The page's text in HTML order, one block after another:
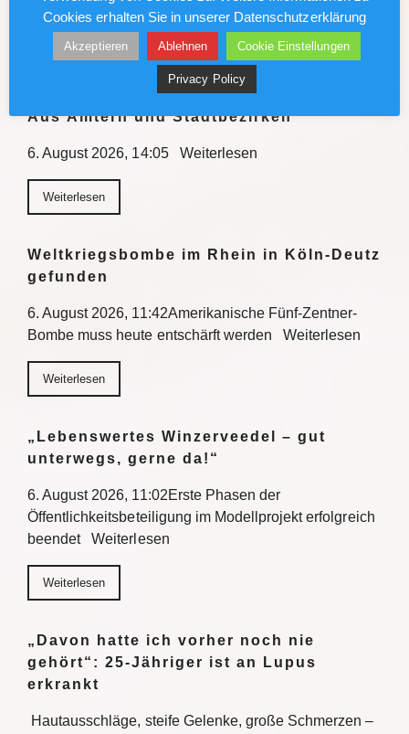
nähert sich…
Weiterlesen
Aus Ämtern und Stadtbezirken
6. August 2026, 14:05 Weiterlesen
Weiterlesen
Weltkriegsbombe im Rhein in Köln-Deutz
gefunden
6. August 2026, 11:42Amerikanische Fünf-Zentner-
Bombe muss heute entschärft werden Weiterlesen
Weiterlesen
„Lebenswertes Winzerveedel – gut
unterwegs, gerne da!“
6. August 2026, 11:02Erste Phasen der
Öffentlichkeitsbeteiligung im Modellprojekt erfolgreich
beendet Weiterlesen
Weiterlesen
„Davon hatte ich vorher noch nie
gehört“: 25-Jähriger ist an Lupus
erkrankt
Hautausschläge, steife Gelenke, große Schmerzen –
Cookies erhalten Sie in unserer Datenschutzerklärung
Akzeptieren Ablehnen Cookie Einstellungen
Privacy Policy